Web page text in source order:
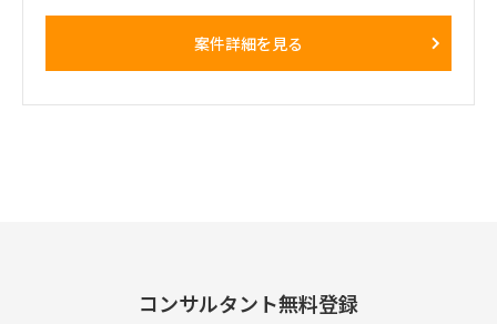
• SAP SDコンサルタント：1名案件詳細を見る
コンサルタント無料登録